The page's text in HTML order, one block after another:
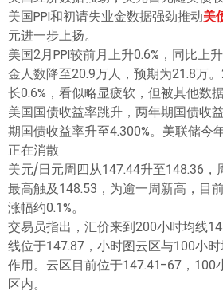
美国PPI和初请失业金数据强劲推动美
元进一步上扬。
美国2月PPI较前月上升0.6%，同比上
金人数降至20.9万人，预期为21.8万
长0.6%，看似略显疲软，但被其他数据
美国国债收益率跳升，两年期国债收
期国债收益率升至4.300%。美联储今
正在消散
美元/日元周四从147.44升至148.36，
最高触及148.53，为逾一周新高，目
涨幅约0.1%。
交易员指出，汇价来到200小时均线
线位于147.87，小时图云区与100小
作用。云区目前位于147.41-67，100
区内。